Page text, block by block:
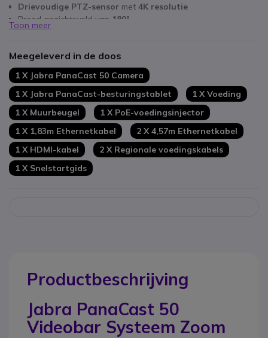
Drievoudige PTZ-sensor met 4K resolutie
Breed gezichtsveld van 180°
8 microfoons
Kan worden gebruikt opwhiteboard
Touch tablet10.1'': beheer van vergaderingen + delen van
inhoud
Gecertificeerde en speciale Zoom kamers
Voorzetstuk afzonderlijk verkrijgbaar
Toon meer
Meegeleverd in de doos
1 X Jabra PanaCast 50 Camera
1 X Jabra PanaCast-besturingstablet
1 X Voeding
1 X Muurbeugel
1 X PoE-voedingsinjector
1 X 1,83m Ethernetkabel
2 X 4,57m Ethernetkabel
1 X HDMI-kabel
2 X Regionale voedingskabels
1 X Snelstartgids
Productbeschrijving
Jabra PanaCast 50
Videobar Systeem Zoom